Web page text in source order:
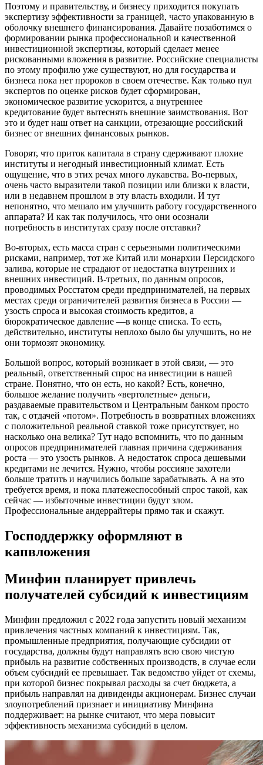
Поэтому и правительству, и бизнесу приходится покупать
экспертизу эффективности за границей, часто упакованную в
оболочку внешнего финансирования. Давайте позаботимся о
формировании рынка профессиональной и качественной
инвестиционной экспертизы, который сделает менее
рискованными вложения в развитие. Российские специалисты
по этому профилю уже существуют, но для государства и
бизнеса пока нет пророков в своем отечестве. Как только пул
экспертов по оценке рисков будет сформирован,
экономическое развитие ускорится, а внутреннее
кредитование будет вытеснять внешние заимствования. Вот
это и будет наш ответ на санкции, отрезающие российский
бизнес от внешних финансовых рынков.
Говорят, что приток капитала в страну сдерживают плохие
институты и негодный инвестиционный климат. Есть
ощущение, что в этих речах много лукавства. Во-первых,
очень часто выразители такой позиции или близки к власти,
или в недавнем прошлом в эту власть входили. И тут
непонятно, что мешало им улучшить работу государственного
аппарата? И как так получилось, что они осознали
потребность в институтах сразу после отставки?
Во-вторых, есть масса стран с серьезными политическими
рисками, например, тот же Китай или монархии Персидского
залива, которые не страдают от недостатка внутренних и
внешних инвестиций. В-третьих, по данным опросов,
проводимых Росстатом среди предпринимателей, на первых
местах среди ограничителей развития бизнеса в России —
узость спроса и высокая стоимость кредитов, а
бюрократическое давление —в конце списка. То есть,
действительно, институты неплохо было бы улучшить, но не
они тормозят экономику.
Большой вопрос, который возникает в этой связи, — это
реальный, ответственный спрос на инвестиции в нашей
стране. Понятно, что он есть, но какой? Есть, конечно,
большое желание получить «вертолетные» деньги,
раздаваемые правительством и Центральным банком просто
так, с отдачей «потом». Потребность в возвратных вложениях
с положительной реальной ставкой тоже присутствует, но
насколько она велика? Тут надо вспомнить, что по данным
опросов предпринимателей главная причина сдерживания
роста — это узость рынков. А недостаток спроса дешевыми
кредитами не лечится. Нужно, чтобы россияне захотели
больше тратить и научились больше зарабатывать. А на это
требуется время, и пока платежеспособный спрос такой, как
сейчас — избыточные инвестиции будут злом.
Профессиональные андеррайтеры прямо так и скажут.
Господдержку оформляют в
капвложения
Минфин планирует привлечь
получателей субсидий к инвестициям
Минфин предложил с 2022 года запустить новый механизм
привлечения частных компаний к инвестициям. Так,
промышленные предприятия, получающие субсидии от
государства, должны будут направлять всю свою чистую
прибыль на развитие собственных производств, в случае если
объем субсидий ее превышает. Так ведомство уйдет от схемы,
при которой бизнес покрывал расходы за счет бюджета, а
прибыль направлял на дивиденды акционерам. Бизнес случаи
злоупотреблений признает и инициативу Минфина
поддерживает: на рынке считают, что мера повысит
эффективность механизма субсидий в целом.